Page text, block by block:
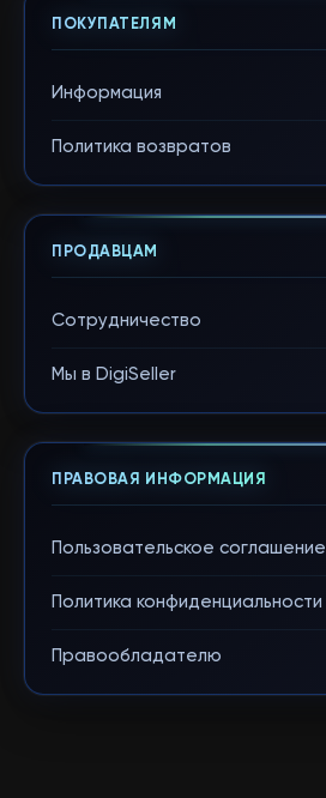
ПОКУПАТЕЛЯМ
Информация
Политика возвратов
ПРОДАВЦАМ
Сотрудничество
Мы в DigiSeller
ПРАВОВАЯ ИНФОРМАЦИЯ
Пользовательское соглашение
Политика конфиденциальности
Правообладателю